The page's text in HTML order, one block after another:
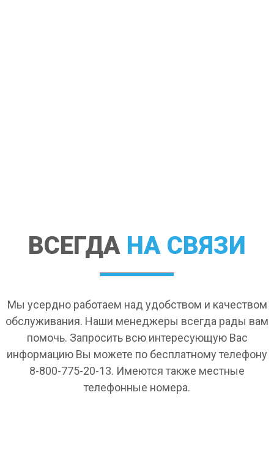
ВСЕГДА НА СВЯЗИ
Мы усердно работаем над удобством и качеством
обслуживания. Наши менеджеры всегда рады вам
помочь. Запросить всю интересующую Вас
информацию Вы можете по бесплатному телефону
8-800-775-20-13. Имеются также местные
телефонные номера.